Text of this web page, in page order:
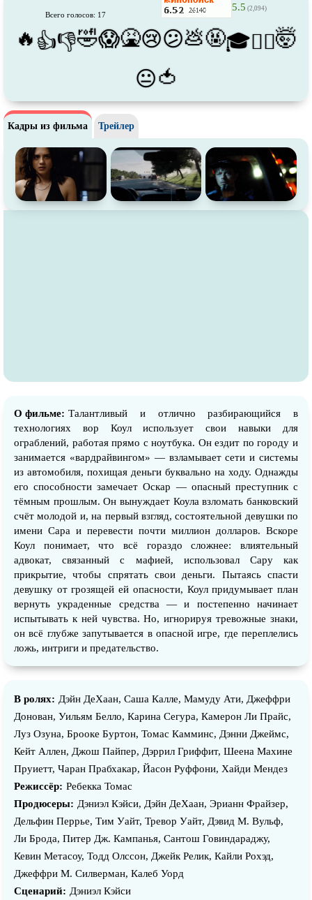
Про Юристов иАдвокатов Псевдодокументальный
Режиссёрская версия Роуд-муви
обнажённой натурой
В ожидании TeleSynch
CAMRip
Всего голосов: 17
5.5 (2,094)
🔥 👍👎🤣😱🤮😢😕💩🤬🎓😵‍💫🤯
😐🍅
Кадры из фильма Трейлер
О фильме: Талантливый и отлично разбирающийся в
технологиях вор Коул использует свои навыки для
ограблений, работая прямо с ноутбука. Он ездит по городу и
занимается «вардрайвингом» — взламывает сети и системы
из автомобиля, похищая деньги буквально на ходу. Однажды
его способности замечает Оскар — опасный преступник с
тёмным прошлым. Он вынуждает Коула взломать банковский
счёт молодой и, на первый взгляд, состоятельной девушки по
имени Сара и перевести почти миллион долларов. Вскоре
Коул понимает, что всё гораздо сложнее: влиятельный
адвокат, связанный с мафией, использовал Сару как
прикрытие, чтобы спрятать свои деньги. Пытаясь спасти
девушку от грозящей ей опасности, Коул придумывает план
вернуть украденные средства — и постепенно начинает
испытывать к ней чувства. Но, игнорируя тревожные знаки,
он всё глубже запутывается в опасной игре, где переплелись
ложь, интриги и предательство.
В ролях: Дэйн ДеХаан, Саша Калле, Мамуду Ати, Джеффри
Донован, Уильям Белло, Карина Сегура, Камерон Ли Прайс,
Луз Озуна, Брооке Буртон, Томас Камминс, Дэнни Джеймс,
Кейт Аллен, Джош Пайпер, Дэррил Гриффит, Шеена Маxине
Пруиетт, Чаран Прабхакар, Йасон Руффони, Хайди Мендез
Режиссёр: Ребекка Томас
Продюсеры: Дэниэл Кэйси, Дэйн ДеХаан, Эрианн Фрайзер,
Дельфин Перрье, Тим Уайт, Тревор Уайт, Дэвид М. Вульф,
Ли Брода, Питер Дж. Кампанья, Сантош Говиндараджу,
Кевин Метасоу, Тодд Олссон, Джейк Релик, Кайли Рохэд,
Джеффри М. Силверман, Калеб Уорд
Сценарий: Дэниэл Кэйси